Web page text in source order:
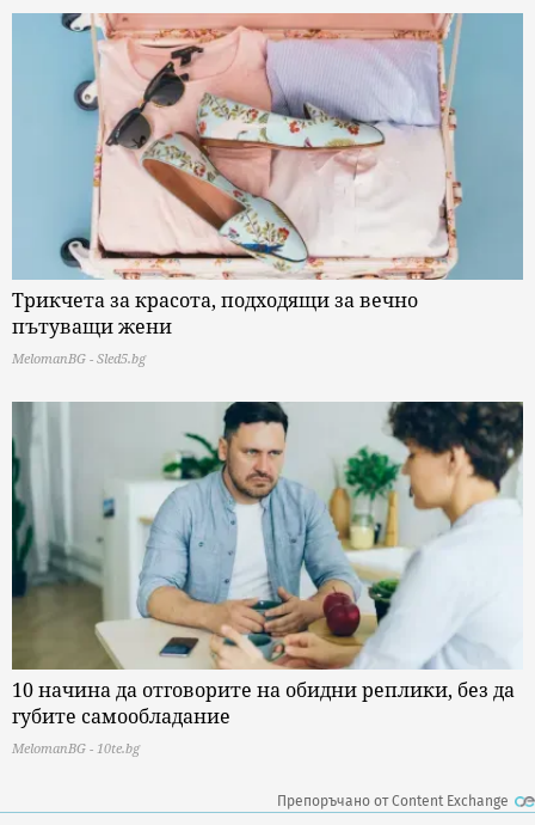
Трикчета за красота, подходящи за вечно
пътуващи жени
MelomanBG - Sled5.bg
10 начина да отговорите на обидни реплики, без да
губите самообладание
MelomanBG - 10te.bg
Препоръчано от Content Exchange